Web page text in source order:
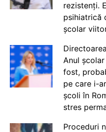
rezistenți.
psihiatrică
școlar
Anul
fost,
pe care i-
școli în
stres
Proceduri